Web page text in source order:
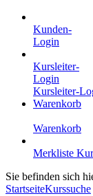
Kunden-
Login
Kursleiter-
Login
Kursleiter-
Warenkorb
Warenkorb
Merkliste
Sie befinden sich
StartseiteKurssuche